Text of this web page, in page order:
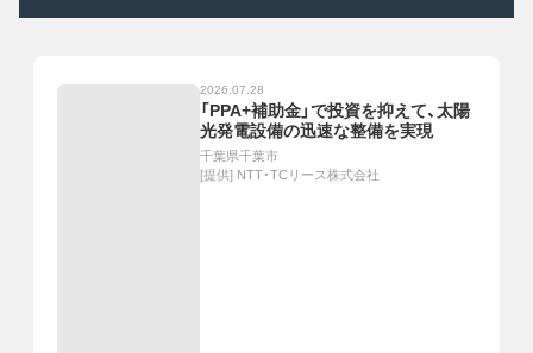
2026.07.28
「PPA+補助金」で投資を抑えて、太陽
光発電設備の迅速な整備を実現
千葉県千葉市
[提供] NTT・TCリース株式会社